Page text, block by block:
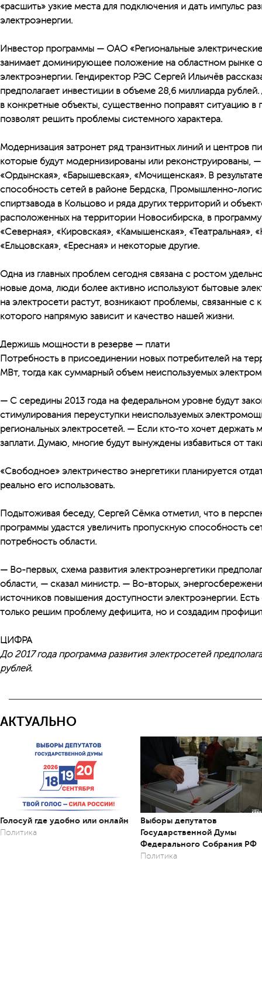
«расшить» узкие места для подключения и дать импульс
электроэнергии.
Инвестор программы — ОАО «Региональные
занимает доминирующее положение на областном рынке
электроэнергии. Гендиректор РЭС Сергей Ильичёв
предполагает инвестиции в объеме 28,6 миллиарда
в конкретные объекты, существенно поправят ситуацию в
позволят решить проблемы системного характера.
Модернизация затронет ряд транзитных линий и центров
которые будут модернизированы или реконструированы, —
«Ордынская», «Барышевская», «Мочищенская». В
способность сетей в районе Бердска, Промышленно-
спиртзавода в Кольцово и ряда других территорий и
расположенных на территории Новосибирска, в
«Северная», «Кировская», «Камышенская», «Театральная»,
«Ельцовская», «Ересная» и некоторые другие.
Одна из главных проблем сегодня связана с ростом
новые дома, люди более активно используют бытовые
на электросети растут, возникают проблемы, связанные с
которого напрямую зависит и качество нашей жизни.
Держишь мощности в резерве — плати
Потребность в присоединении новых потребителей на
МВт, тогда как суммарный объем неиспользуемых
— С середины 2013 года на федеральном уровне будут
стимулирования переуступки неиспользуемых
региональных электросетей. — Если кто-то хочет
заплати. Думаю, многие будут вынуждены избавиться от
«Свободное» электричество энергетики планируется
реально его использовать.
Подытоживая беседу, Сергей Сёмка отметил, что в
программы удастся увеличить пропускную способность
потребность области.
— Во-первых, схема развития электроэнергетики
области, — сказал министр. — Во-вторых,
источников повышения доступности электроэнергии.
только решим проблему дефицита, но и создадим
ЦИФРА
До 2017 года программа развития электросетей
рублей.
АКТУАЛЬНО
Голосуй где удобно или онлайн
Политика
Выборы депутатов
Государственной Думы
Федерального Собрания РФ
Политика